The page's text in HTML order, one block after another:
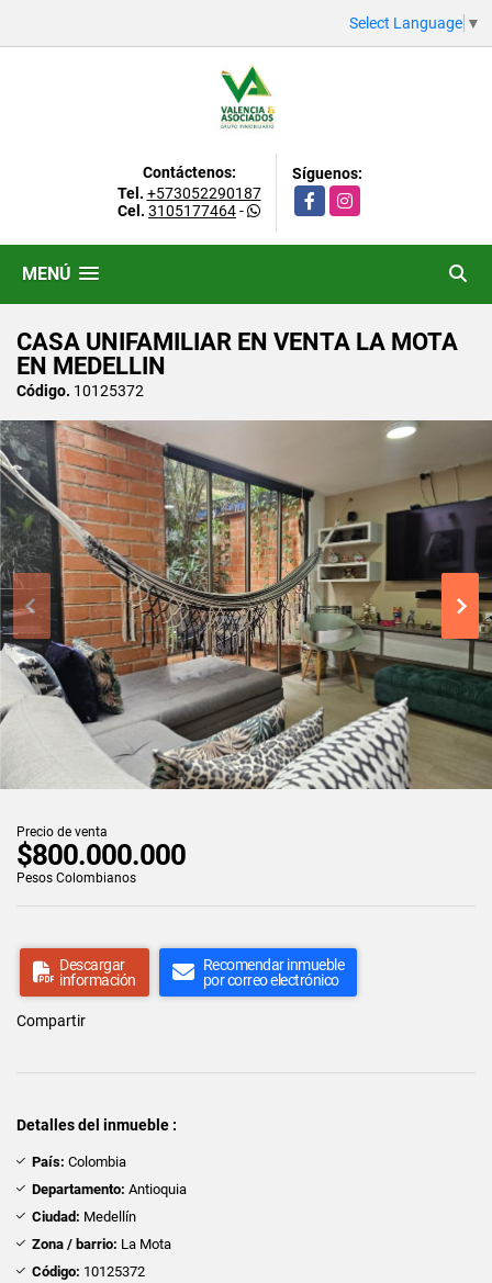
Select Language ▼
Contáctenos:
Tel. +573052290187
Cel. 3105177464-
Síguenos:
FacebookInstagram
MENÚ
CASA UNIFAMILIAR EN VENTA LA MOTA
EN MEDELLIN
Código. 10125372
Precio de venta
$800.000.000
Pesos Colombianos
Descargar
información
Recomendar inmueble
por correo electrónico
Compartir
Detalles del inmueble :
País: Colombia
Departamento: Antioquia
Ciudad: Medellín
Zona / barrio: La Mota
Código: 10125372